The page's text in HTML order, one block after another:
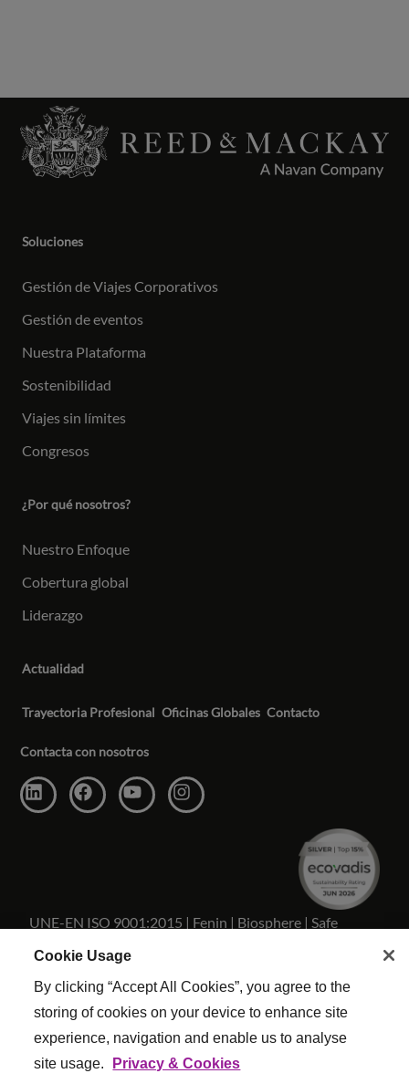
Soluciones
Gestión de Viajes Corporativos
Gestión de eventos
Nuestra Plataforma
Sostenibilidad
Viajes sin límites
Congresos
¿Por qué nosotros?
Nuestro Enfoque
Cobertura global
Liderazgo
Actualidad
Trayectoria Profesional Oficinas Globales Contacto
Contacta con nosotros
UNE-EN ISO 9001:2015 | Fenin | Biosphere | Safe
Travels
reservados.
Cookie Usage
By clicking “Accept All Cookies”, you agree to the
storing of cookies on your device to enhance site
experience, navigation and enable us to analyse
site usage.
Privacy & Cookies